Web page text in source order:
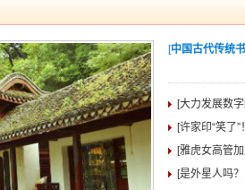
[中国古代传统书院
[大力发展数
[许家印“笑了
[雅虎女高管
[是外星人吗